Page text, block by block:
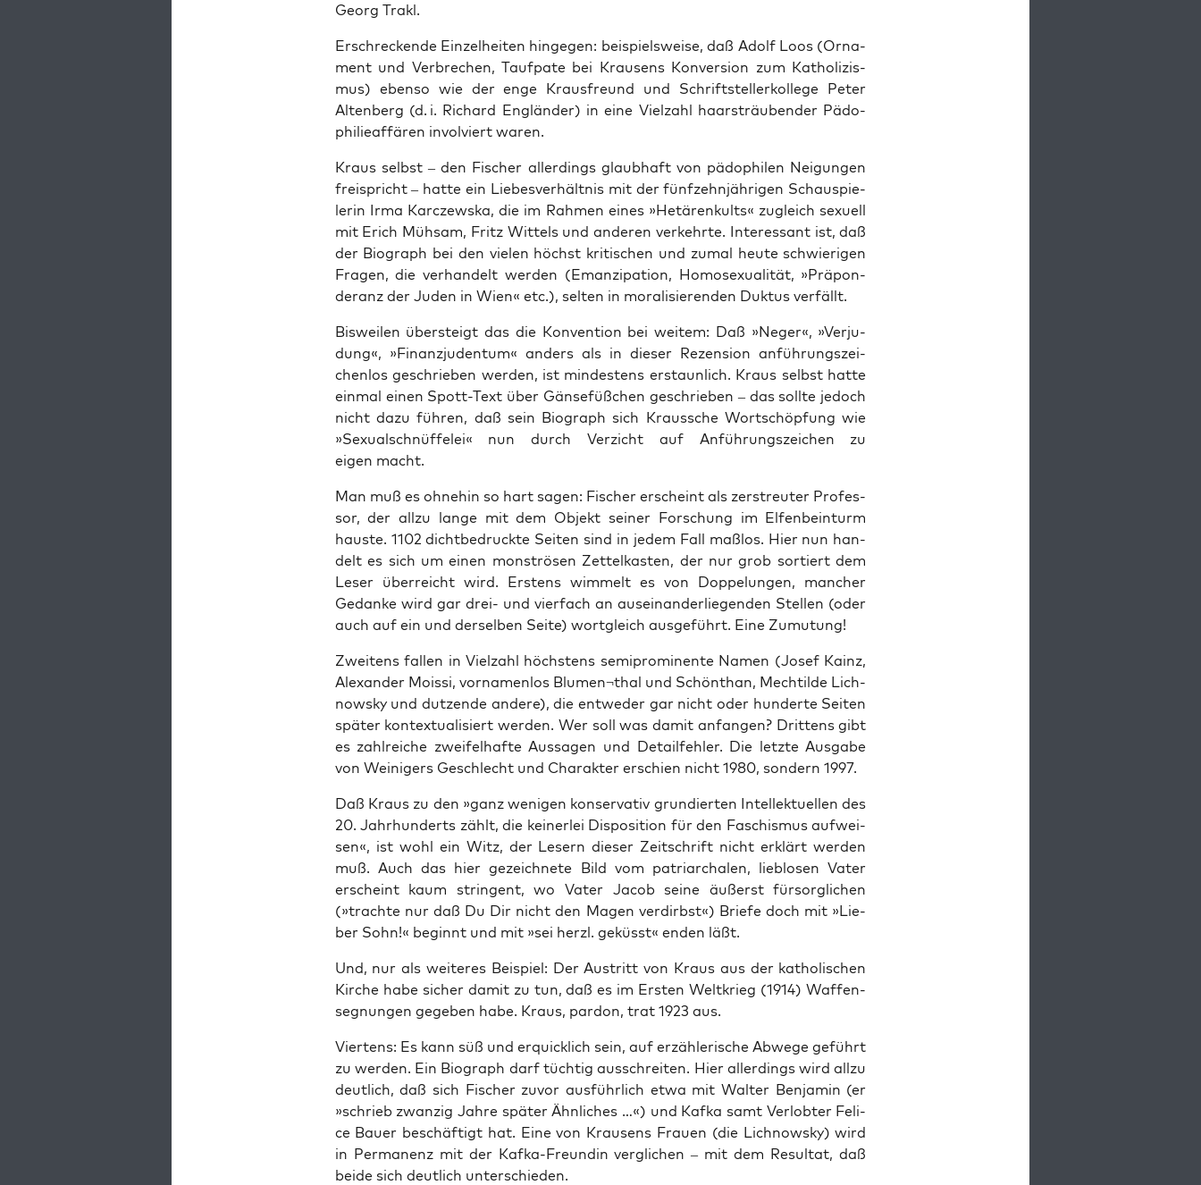
Georg Trakl.
Erschre­cken­de Ein­zel­hei­ten hin­ge­gen: bei­spiels­wei­se, daß Adolf Loos (Orna­
ment und Ver­bre­chen, Tauf­pa­te bei Krau­sens Kon­ver­si­on zum Katho­li­zis­
mus) eben­so wie der enge Kraus­freund und Schrift­stel­ler­kol­le­ge Peter
Alten­berg (d. i. Richard Eng­län­der) in eine Viel­zahl haar­sträu­ben­der Pädo­
phi­lie­af­fä­ren invol­viert waren.
Kraus selbst – den Fischer aller­dings glaub­haft von pädo­phi­len Nei­gun­gen
frei­spricht – hat­te ein Lie­bes­ver­hält­nis mit der fünf­zehn­jäh­ri­gen Schau­spie­
le­rin Irma Kar­c­zews­ka, die im Rah­men eines »Hetä­ren­kults« zugleich sexu­ell
mit Erich Müh­sam, Fritz Wit­tels und ande­ren ver­kehr­te. Inter­es­sant ist, daß
der Bio­graph bei den vie­len höchst kri­ti­schen und zumal heu­te schwie­ri­gen
Fra­gen, die ver­han­delt wer­den (Eman­zi­pa­ti­on, Homo­se­xua­li­tät, »Präpon­
der­anz der Juden in Wien« etc.), sel­ten in mora­li­sie­ren­den Duk­tus verfällt.
Bis­wei­len über­steigt das die Kon­ven­ti­on bei wei­tem: Daß »Neger«, »Ver­ju­
dung«, »Finanz­ju­den­tum« anders als in die­ser Rezen­si­on anfüh­rungs­zei­
chen­los geschrie­ben wer­den, ist min­des­tens erstaun­lich. Kraus selbst hat­te
ein­mal einen Spott-Text über Gän­se­füß­chen geschrie­ben – das soll­te jedoch
nicht dazu füh­ren, daß sein Bio­graph sich Kraus­sche Wort­schöp­fung wie
»Sexu­al­schnüf­fe­lei« nun durch Ver­zicht auf Anfüh­rungs­zei­chen zu
eigen macht.
Man muß es ohne­hin so hart sagen: Fischer erscheint als zer­streu­ter Pro­fes­
sor, der all­zu lan­ge mit dem Objekt sei­ner For­schung im Elfen­bein­turm
haus­te. 1102 dicht­be­druck­te Sei­ten sind in jedem Fall maß­los. Hier nun han­
delt es sich um einen mons­trö­sen Zet­tel­kas­ten, der nur grob sor­tiert dem
Leser über­reicht wird. Ers­tens wim­melt es von Dop­pe­lun­gen, man­cher
Gedan­ke wird gar drei- und vier­fach an aus­ein­an­der­lie­gen­den Stel­len (oder
auch auf ein und der­sel­ben Sei­te) wort­gleich aus­ge­führt. Eine Zumutung!
Zwei­tens fal­len in Viel­zahl höchs­tens semi­pro­mi­nen­te Namen (Josef Kainz,
Alex­an­der Mois­si, vor­na­men­los Blumen¬thal und Schönthan, Mech­til­de Lich­
now­sky und dut­zen­de ande­re), die ent­we­der gar nicht oder hun­der­te Sei­ten
spä­ter kon­tex­tua­li­siert wer­den. Wer soll was damit anfan­gen? Drit­tens gibt
es zahl­rei­che zwei­fel­haf­te Aus­sa­gen und Detail­feh­ler. Die letz­te Aus­ga­be
von Wei­ni­gers Geschlecht und Cha­rak­ter erschien nicht 1980, son­dern 1997.
Daß Kraus zu den »ganz weni­gen kon­ser­va­tiv grun­dier­ten Intel­lek­tu­el­len des
20. Jahr­hun­derts zählt, die kei­ner­lei Dis­po­si­ti­on für den Faschis­mus auf­wei­
sen«, ist wohl ein Witz, der Lesern die­ser Zeit­schrift nicht erklärt wer­den
muß. Auch das hier gezeich­ne­te Bild vom patri­ar­cha­len, lieb­lo­sen Vater
erscheint kaum strin­gent, wo Vater Jacob sei­ne äußerst für­sorg­li­chen
(»trach­te nur daß Du Dir nicht den Magen ver­dirbst«) Brie­fe doch mit »Lie­
ber Sohn!« beginnt und mit »sei herzl. geküsst« enden läßt.
Und, nur als wei­te­res Bei­spiel: Der Aus­tritt von Kraus aus der katho­li­schen
Kir­che habe sicher damit zu tun, daß es im Ers­ten Welt­krieg (1914) Waf­fen­
seg­nun­gen gege­ben habe. Kraus, par­don, trat 1923 aus.
Vier­tens: Es kann süß und erquick­lich sein, auf erzäh­le­ri­sche Abwe­ge geführt
zu wer­den. Ein Bio­graph darf tüch­tig aus­schrei­ten. Hier aller­dings wird all­zu
deut­lich, daß sich Fischer zuvor aus­führ­lich etwa mit Wal­ter Ben­ja­min (er
»schrieb zwan­zig Jah­re spä­ter Ähn­li­ches …«) und Kaf­ka samt Ver­lob­ter Feli­
ce Bau­er beschäf­tigt hat. Eine von Krau­sens Frau­en (die Lich­now­sky) wird
in Per­ma­nenz mit der Kaf­ka-Freun­din ver­gli­chen – mit dem Resul­tat, daß
bei­de sich deut­lich unterschieden.